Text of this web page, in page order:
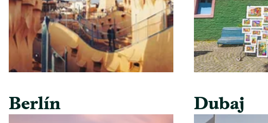
Berlín Dubaj